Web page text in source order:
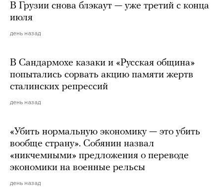
В Грузии снова блэкаут — уже третий с конца
июля
день назад
В Сандармохе казаки и «Русская община»
попытались сорвать акцию памяти жертв
сталинских репрессий
день назад
«Убить нормальную экономику — это убить
вообще страну». Собянин назвал
«никчемными» предложения о переводе
экономики на военные рельсы
день назад